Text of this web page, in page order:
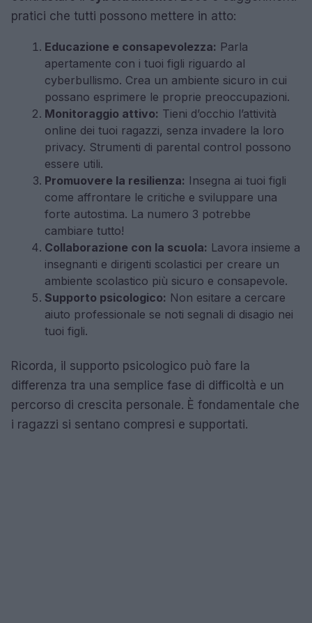
pratici che tutti possono mettere in atto:
Educazione e consapevolezza: Parla
apertamente con i tuoi figli riguardo al
cyberbullismo. Crea un ambiente sicuro in cui
possano esprimere le proprie preoccupazioni.
Monitoraggio attivo: Tieni d’occhio l’attività
online dei tuoi ragazzi, senza invadere la loro
privacy. Strumenti di parental control possono
essere utili.
Promuovere la resilienza: Insegna ai tuoi figli
come affrontare le critiche e sviluppare una
forte autostima. La numero 3 potrebbe
cambiare tutto!
Collaborazione con la scuola: Lavora insieme a
insegnanti e dirigenti scolastici per creare un
ambiente scolastico più sicuro e consapevole.
Supporto psicologico: Non esitare a cercare
aiuto professionale se noti segnali di disagio nei
tuoi figli.
Ricorda, il supporto psicologico può fare la
differenza tra una semplice fase di difficoltà e un
percorso di crescita personale. È fondamentale che
i ragazzi si sentano compresi e supportati.